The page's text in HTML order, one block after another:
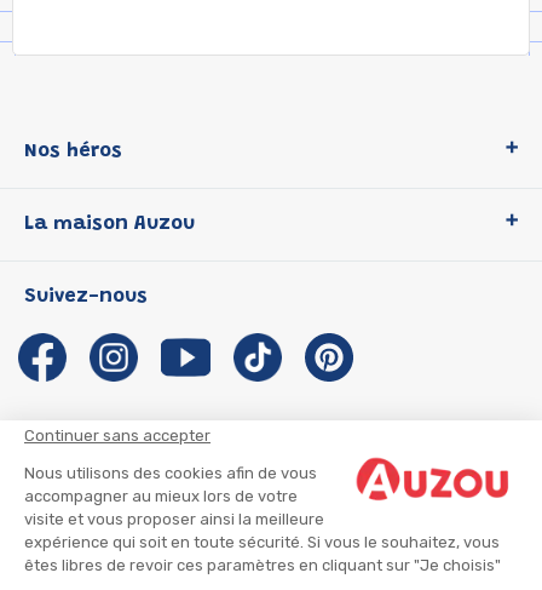
Continuer sans accepter
Nous utilisons des cookies afin de vous
accompagner au mieux lors de votre
visite et vous proposer ainsi la meilleure
expérience qui soit en toute sécurité. Si vous le souhaitez, vous
êtes libres de revoir ces paramètres en cliquant sur "Je choisis"
Nos héros
P'tit Loup
Les Influenceuses
Migali
Petite Taupe
La maison Auzou
Notre histoire
Auzou s'engage
Auteurs et illustrateurs Auzou
Suivre mon colis
Infos consommateur
Suivez-nous
CGU
CGV
Mentions légales